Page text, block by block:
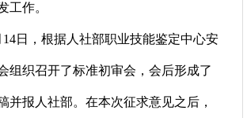
工作。
日，根据人社部职业技能鉴定中心安
组织召开了标准初审会，会后形成了
并报人社部。在本次征求意见之后，